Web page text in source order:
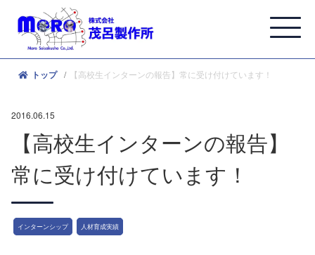
トップ 【高校生インターンの報告】常に受け付けています！
2016.06.15
【高校生インターンの報告】
常に受け付けています！
インターンシップ 人材育成実績